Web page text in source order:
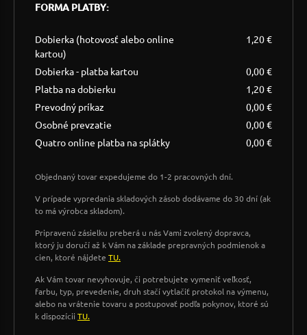
FORMA PLATBY:
Dobierka (hotovosť alebo online
kartou)
1,20 €
Dobierka - platba kartou
0,00 €
Platba na dobierku
1,20 €
Prevodný príkaz
0,00 €
Osobné prevzatie
0,00 €
Quatro online platba na splátky
0,00 €
Objednaný tovar expedujeme do 1-2 pracovných dní.
V prípade vypredania skladových zásob dodávame do 30 dní (ak
to má výrobca skladom).
Pripravenú zásielku preberá u nás Vami zvolený dopravca,
ktorý ju doručí až k Vám na základe prepravných podmienok a
cien, ktoré nájdete TU.
Ak Vám tovar nevyhovuje, či potrebujete vymeniť veľkosť,
farbu, typ, prevedenie, druh stačí vytlačiť protokol na výmenu,
alebo na vrátenie tovaru a postupovať podľa pokynov, ktoré sú
k dispozícii TU.